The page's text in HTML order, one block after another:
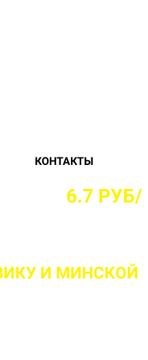
КОНТАКТЫ
ОТ 6.7 РУБ/
И МИНСКОЙ